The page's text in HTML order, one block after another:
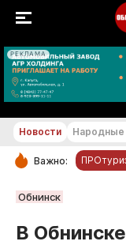
РЕКЛАМА
РУБРИКИ
Обнинск
Новости Народные
Важно:
Обнинск
В